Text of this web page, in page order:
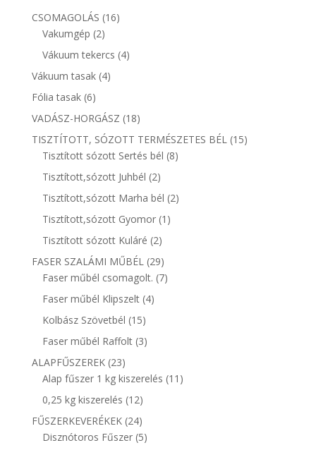
CSOMAGOLÁS 1616
Vakumgép 22
termék
Vákuum tekercs 44
Vákuum tasak 44
Fólia tasak 66
termék
VADÁSZ-HORGÁSZ 1818
termék
TISZTÍTOTT, SÓZOTT TERMÉSZETES BÉL 1515
Tisztított sózott Sertés bél 88
Tisztított,sózott Juhbél 22
termék
Tisztított,sózott Marha bél 22
Tisztított,sózott Gyomor 1 1
Tisztított sózott Kuláré 22
termék
FASER SZALÁMI MŰBÉL 2929
termék
Faser műbél csomagolt. 77
Faser műbél Klipszelt 44
Kolbász Szövetbél 1515
termék
Faser műbél Raffolt 33
ALAPFŰSZEREK 2323
termék
Alap fűszer 1 kg kiszerelés 11 11
0,25 kg kiszerelés 1212
termék
FŰSZERKEVERÉKEK 2424
termék
Disznótoros Fűszer 55